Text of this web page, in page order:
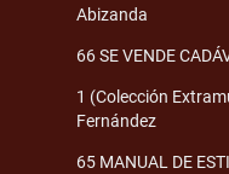
Abizanda
66 SE VENDE
1 (Colección
Fernández
65 MANUAL DE